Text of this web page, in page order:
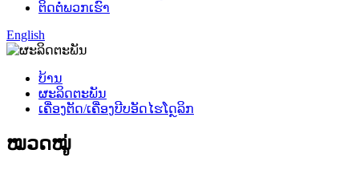
ຕິດຕໍ່ພວກເຮົາ
English
ບ້ານ
ຜະລິດຕະພັນ
ເຄື່ອງຕັດ/ເຄື່ອງບີບອັດໄຮໂດຼລິກ
ໝວດໝູ່